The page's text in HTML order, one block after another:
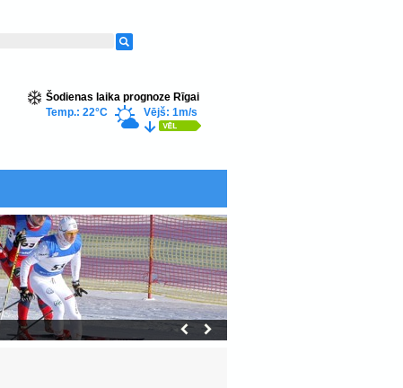
Šodienas laika prognoze Rīgai
Temp.: 22°C
Vējš: 1m/s